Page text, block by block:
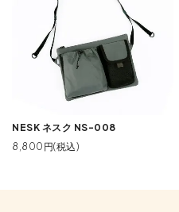
NESK ネスク NS-008
8,800円(税込)